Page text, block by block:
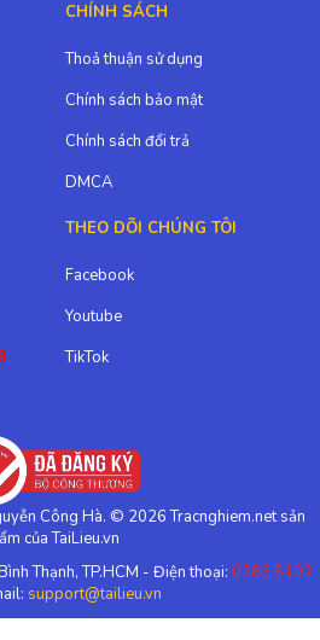
CHÍNH SÁCH
Thoả thuận sử dụng
Chính sách bảo mật
Chính sách đổi trả
DMCA
THEO DÕI CHÚNG TÔI
Facebook
Youtube
TikTok
Công Hà. © 2026 Tracnghiem.net sản
của TaiLieu.vn
Thạnh, TP.HCM - Điện thoại: 0283 5102
support@tailieu.vn